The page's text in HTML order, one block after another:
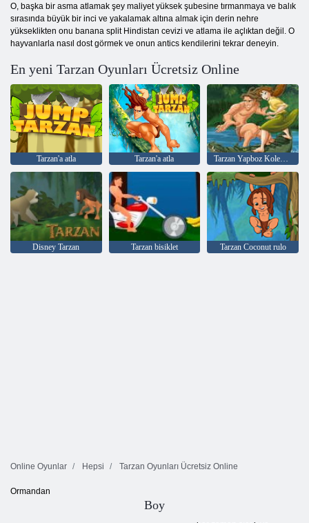
O, başka bir asma atlamak şey maliyet yüksek şubesine tırmanmaya ve balık
sırasında büyük bir inci ve yakalamak altına almak için derin nehre
yükseklikten onu banana split Hindistan cevizi ve atlama ile açlıktan değil. O
hayvanlarla nasıl dost görmek ve onun antics kendilerini tekrar deneyin.
En yeni Tarzan Oyunları Ücretsiz Online
Tarzan'a atla Tarzan'a atla Tarzan Yapboz Koleksiyonu
Disney Tarzan Tarzan bisiklet Tarzan Coconut rulo
Online Oyunlar Hepsi Tarzan Oyunları Ücretsiz Online
Ormandan
Boy